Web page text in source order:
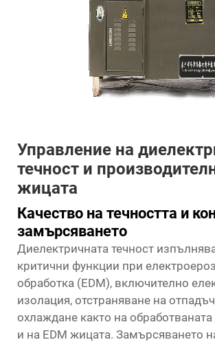
Управление на
течност и
жицата
Качество на течността и
замърсяването
Диелектричната течност
критични функции при
обработка (EDM), включително
изолация, отстраняване на
охлаждане както на обработваната
и на EDM жицата. Замърсяването